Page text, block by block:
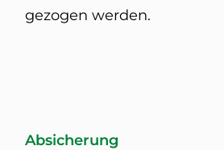
gezogen werden.
Absicherung